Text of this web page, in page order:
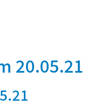
20.05.21